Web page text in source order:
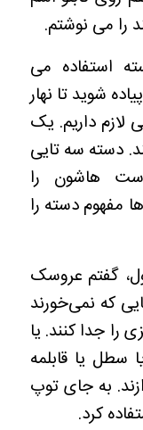
را می نوشتم.
استفاده می
شوید تا نهار
لازم داریم. یک
دسته سه تایی
هاشون را
مفهوم دسته را
گفتم عروسک
که نمی‌خورند
را جدا کنند. یا
سطل یا قابلمه
به جای توپ
کرد.